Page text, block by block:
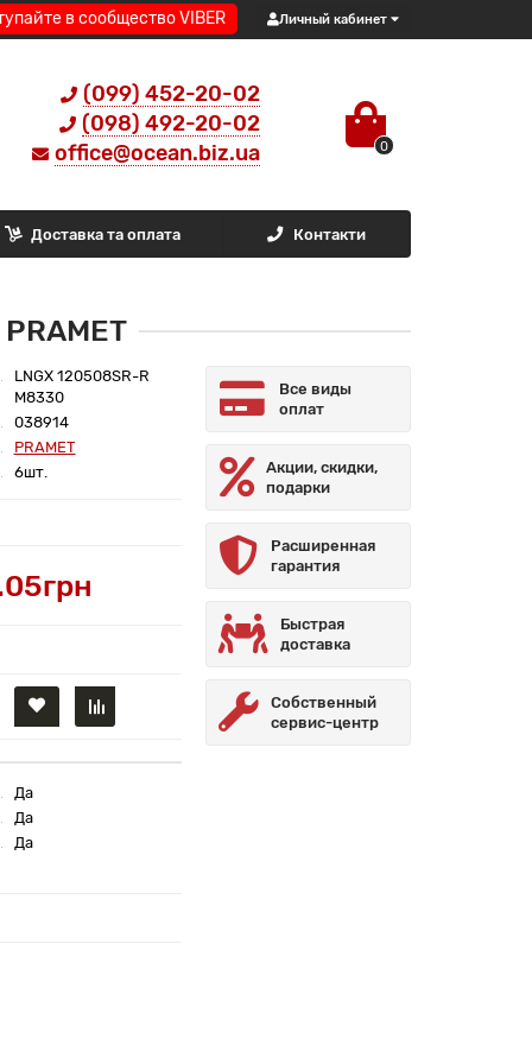
в сообщество VIBER Личный кабинет
(099) 452-20-02
(098) 492-20-02
office@ocean.biz.ua
0
Доставка та оплата Контакти
LNGX 120508SR-R
M8330
038914
PRAMET
6шт.
Да
Да
Да
Все виды
оплат
Акции, скидки,
подарки
Расширенная
гарантия
Быстрая
доставка
Собственный
сервис-центр